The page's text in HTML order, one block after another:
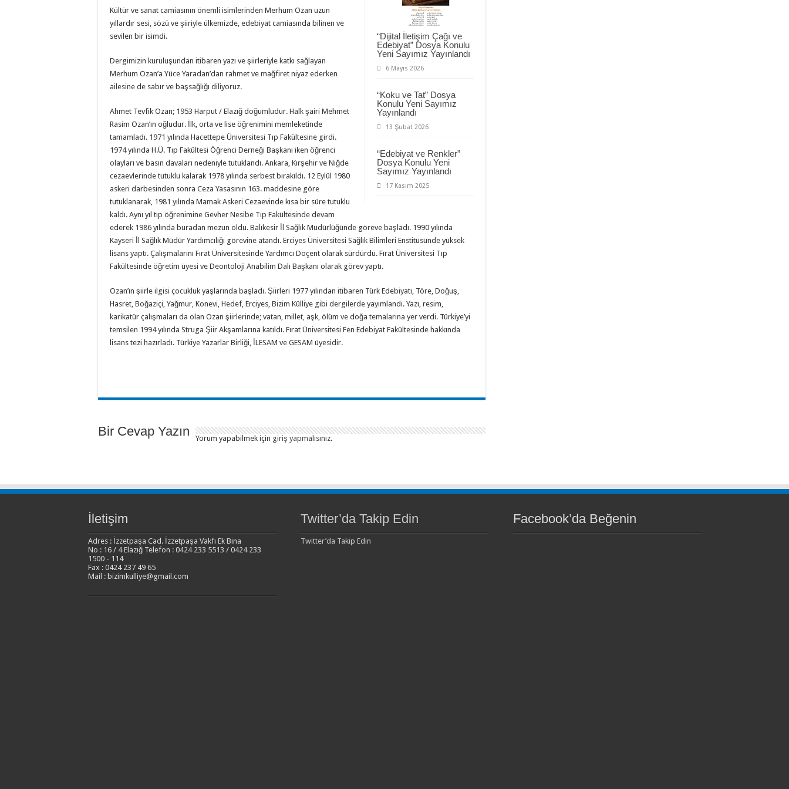
“Dijital İletişim Çağı ve
Edebiyat” Dosya Konulu
Yeni Sayımız Yayınlandı
6 Mayıs 2026
“Koku ve Tat” Dosya
Konulu Yeni Sayımız
Yayınlandı
13 Şubat 2026
“Edebiyat ve Renkler”
Dosya Konulu Yeni
Sayımız Yayınlandı
17 Kasım 2025
Kültür ve sanat camiasının önemli isimlerinden Merhum Ozan uzun
yıllardır sesi, sözü ve şiiriyle ülkemizde, edebiyat camiasında bilinen ve
sevilen bir isimdi.
Dergimizin kuruluşundan itibaren yazı ve şiirleriyle katkı sağlayan
Merhum Ozan’a Yüce Yaradan’dan rahmet ve mağfiret niyaz ederken
ailesine de sabır ve başsağlığı diliyoruz.
Ahmet Tevfik Ozan; 1953 Harput / Elazığ doğumludur. Halk şairi Mehmet
Rasim Ozan’ın oğludur. İlk, orta ve lise öğrenimini memleketinde
tamamladı. 1971 yılında Hacettepe Üniversitesi Tıp Fakültesine girdi.
1974 yılında H.Ü. Tıp Fakültesi Öğrenci Derneği Başkanı iken öğrenci
olayları ve basın davaları nedeniyle tutuklandı. Ankara, Kırşehir ve Niğde
cezaevlerinde tutuklu kalarak 1978 yılında serbest bırakıldı. 12 Eylül 1980
askeri darbesinden sonra Ceza Yasasının 163. maddesine göre
tutuklanarak, 1981 yılında Mamak Askeri Cezaevinde kısa bir süre tutuklu
kaldı. Aynı yıl tıp öğrenimine Gevher Nesibe Tıp Fakültesinde devam
ederek 1986 yılında buradan mezun oldu. Balıkesir İl Sağlık Müdürlüğünde göreve başladı. 1990 yılında
Kayseri İl Sağlık Müdür Yardımcılığı görevine atandı. Erciyes Üniversitesi Sağlık Bilimleri Enstitüsünde yüksek
lisans yaptı. Çalışmalarını Fırat Üniversitesinde Yardımcı Doçent olarak sürdürdü. Fırat Üniversitesi Tıp
Fakültesinde öğretim üyesi ve Deontoloji Anabilim Dalı Başkanı olarak görev yaptı.
Ozan’ın şiirle ilgisi çocukluk yaşlarında başladı. Şiirleri 1977 yılından itibaren Türk Edebiyatı, Töre, Doğuş,
Hasret, Boğaziçi, Yağmur, Konevi, Hedef, Erciyes, Bizim Külliye gibi dergilerde yayımlandı. Yazı, resim,
karikatür çalışmaları da olan Ozan şiirlerinde; vatan, millet, aşk, ölüm ve doğa temalarına yer verdi. Türkiye’yi
temsilen 1994 yılında Struga Şiir Akşamlarına katıldı. Fırat Üniversitesi Fen Edebiyat Fakültesinde hakkında
lisans tezi hazırladı. Türkiye Yazarlar Birliği, İLESAM ve GESAM üyesidir.
Bir Cevap Yazın Yorum yapabilmek için giriş yapmalısınız.
İletişim
Adres : İzzetpaşa Cad. İzzetpaşa Vakfı Ek Bina
No : 16 / 4 Elazığ Telefon : 0424 233 5513 / 0424 233
1500 - 114
Fax : 0424 237 49 65
Mail : bizimkulliye@gmail.com
Twitter’da Takip Edin
Twitter’da Takip Edin
Facebook’da Beğenin